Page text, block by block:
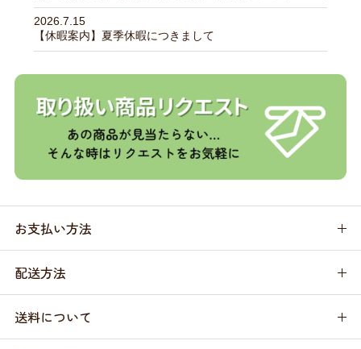
2026.7.15
【休暇案内】夏季休暇につきまして
お支払い方法
配送方法
送料について